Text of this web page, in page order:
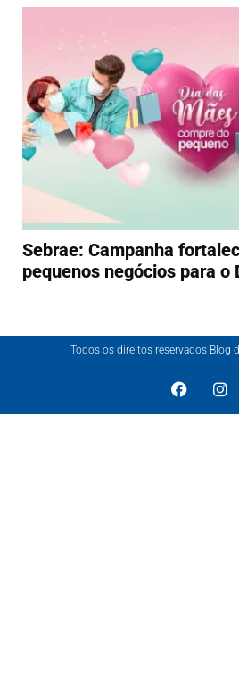
Sebrae: Campanha
pequenos negócios para o
Todos os direitos reservados Blog